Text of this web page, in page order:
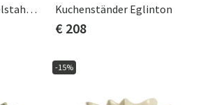
Korkenzieher Aus Edelstahl Orevo Kuchenständer Eglinton
€ 208
-15%